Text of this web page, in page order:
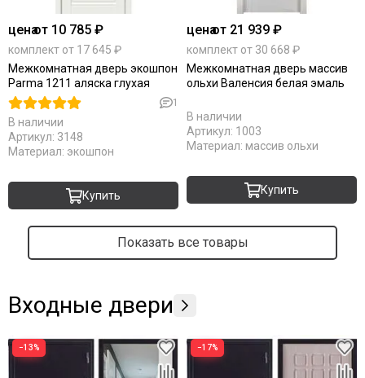
ценаот 10 785 ₽
комплект от 17 645 ₽
Межкомнатная дверь экошпон
Parma 1211 аляска глухая
1
В наличии
Артикул: 3148
Материал: экошпон
Купить
ценаот 21 939 ₽
комплект от 30 668 ₽
Межкомнатная дверь массив
ольхи Валенсия белая эмаль
В наличии
Артикул: 1003
Материал: массив ольхи
Купить
Показать все товары
Входные двери
−13% −17%